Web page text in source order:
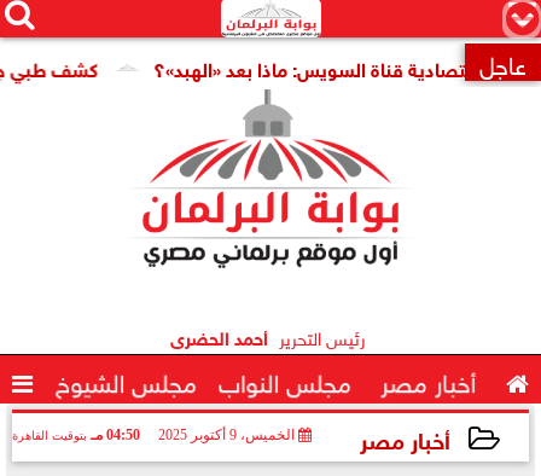
×


 عاجل كشف طبي جديد قناة السويس: ماذا بعد «الهبد»؟
رئيس التحرير أحمد الحضرى
 أخبار مصر مجلس النواب مجلس الشيوخ 
أخبار مصر الخميس، 9 أكتوبر 2025 04:50 مـ بتوقيت القاهرة